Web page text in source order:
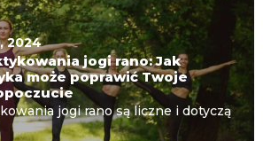
2024
jogi rano: Jak
może poprawić Twoje
jogi rano są liczne i dotyczą